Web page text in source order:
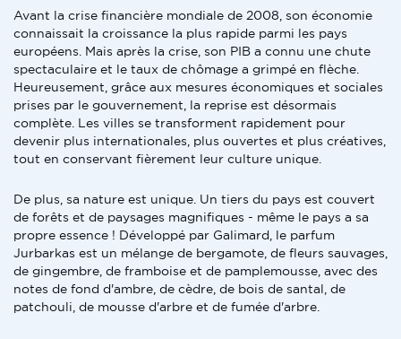
Avant la crise financière mondiale de 2008, son économie
connaissait la croissance la plus rapide parmi les pays
européens. Mais après la crise, son PIB a connu une chute
spectaculaire et le taux de chômage a grimpé en flèche.
Heureusement, grâce aux mesures économiques et sociales
prises par le gouvernement, la reprise est désormais
complète. Les villes se transforment rapidement pour
devenir plus internationales, plus ouvertes et plus créatives,
tout en conservant fièrement leur culture unique.
De plus, sa nature est unique. Un tiers du pays est couvert
de forêts et de paysages magnifiques - même le pays a sa
propre essence ! Développé par Galimard, le parfum
Jurbarkas est un mélange de bergamote, de fleurs sauvages,
de gingembre, de framboise et de pamplemousse, avec des
notes de fond d'ambre, de cèdre, de bois de santal, de
patchouli, de mousse d'arbre et de fumée d'arbre.